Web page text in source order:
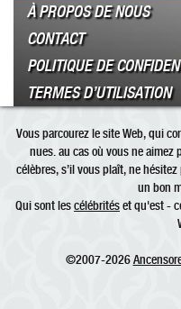
À PROPOS DE NOUS
CONTACT
POLITIQUE DE
TERMES D’UTILISATION
Vous parcourez le site Web, qui
nues. au cas où vous ne aimez
célèbres, s’il vous plaît, ne
un bon
Qui sont lescélébritéset qu'est -
©2007-2026